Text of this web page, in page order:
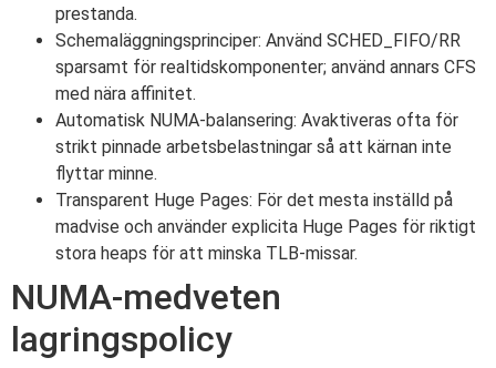
prestanda.
Schemaläggningsprinciper: Använd SCHED_FIFO/RR
sparsamt för realtidskomponenter; använd annars CFS
med nära affinitet.
Automatisk NUMA-balansering: Avaktiveras ofta för
strikt pinnade arbetsbelastningar så att kärnan inte
flyttar minne.
Transparent Huge Pages: För det mesta inställd på
madvise och använder explicita Huge Pages för riktigt
stora heaps för att minska TLB-missar.
NUMA-medveten
lagringspolicy